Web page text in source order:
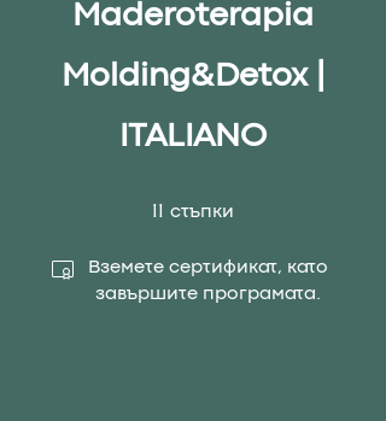
Maderoterapia
Molding&Detox |
ITALIANO
11 стъпки
Вземете сертификат, като
завършите програмата.